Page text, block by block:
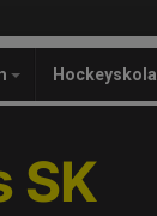
Hockeyskola
SK